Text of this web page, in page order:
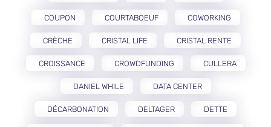
COUPON COURTABOEUF COWORKING
CRÈCHE CRISTAL LIFE CRISTAL RENTE
CROISSANCE CROWDFUNDING CULLERA
DANIEL WHILE DATA CENTER
DÉCARBONATION DELTAGER DETTE